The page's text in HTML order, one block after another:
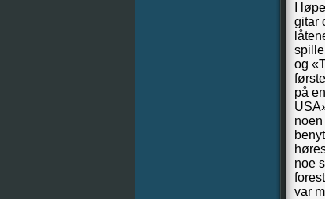
I
gitar
og
på
noe
var